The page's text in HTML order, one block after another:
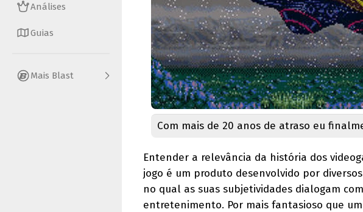
Análises
Guias
Mais Blast
Com mais de 20 anos de atraso eu
Entender a relevância da história dos
jogo é um produto desenvolvido por
no qual as suas subjetividades dialogam
entretenimento. Por mais fantasioso que